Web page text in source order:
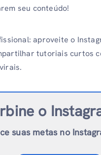
seu conteúdo!
aproveite o
tutoriais curtos
o
suas metas no